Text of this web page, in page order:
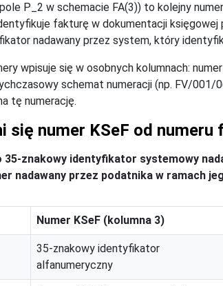
P_2 w schemacie FA(3)) to kolejny
fakturę w dokumentacji
nadawany przez system, który
wpisuje się w osobnych kolumnach:
schemat numeracji (np. FV/
tę numerację.
się numer KSeF od numeru
35-znakowy identyfikator systemowy
nadawany przez podatnika w ramach
Numer KSeF (kolumna 3)
35-znakowy identyfikator
alfanumeryczny